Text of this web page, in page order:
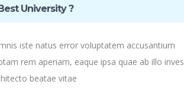
University ?
iste natus error voluptatem accusantium
rem aperiam, eaque ipsa quae ab illo inves
beatae vitae